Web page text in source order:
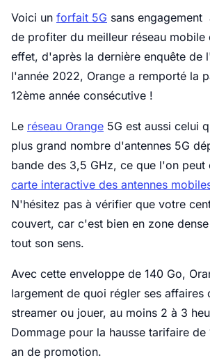
Voici un forfait 5G sans
de profiter du meilleur réseau mobile
effet, d'après la dernière enquête de
l'année 2022, Orange a remporté la
12ème année consécutive !
Le réseau Orange 5G est aussi celui
plus grand nombre d'antennes 5G
bande des 3,5 GHz, ce que l'on peut
carte interactive des antennes
N'hésitez pas à vérifier que votre
couvert, car c'est bien en zone
tout son sens.
Avec cette enveloppe de 140 Go,
largement de quoi régler ses affaires
streamer ou jouer, au moins 2 à 3
Dommage pour la hausse tarifaire
an de promotion.